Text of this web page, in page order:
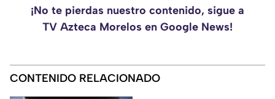
¡No te pierdas nuestro contenido, sigue a
TV Azteca Morelos en Google News!
CONTENIDO RELACIONADO